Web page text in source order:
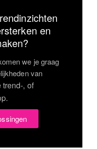
en
we je graag
van
, of